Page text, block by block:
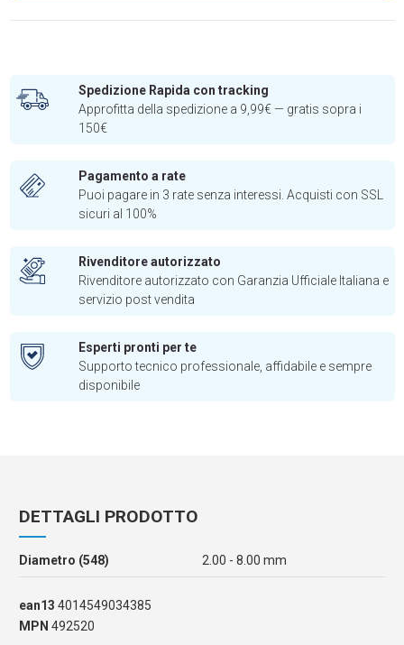
Spedizione Rapida con tracking
Approfitta della spedizione a 9,99€ — gratis sopra i
150€
Pagamento a rate
Puoi pagare in 3 rate senza interessi. Acquisti con SSL
sicuri al 100%
Rivenditore autorizzato
Rivenditore autorizzato con Garanzia Ufficiale Italiana e
servizio post vendita
Esperti pronti per te
Supporto tecnico professionale, affidabile e sempre
disponibile
DETTAGLI PRODOTTO
Diametro (548) 2.00 - 8.00 mm
ean13 4014549034385
MPN 492520